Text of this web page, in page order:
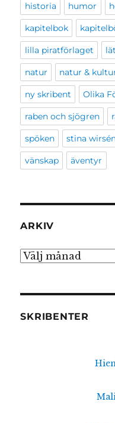
historia humor
kapitelbok
lilla piratförlaget
natur natur &
ny skribent Olika
raben och sjögren
spöken stina
vänskap äventyr
ARKIV
Arkiv
SKRIBENTER